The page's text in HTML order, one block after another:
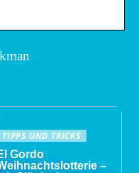
TIPPS UND TRICKS
Gordo
–